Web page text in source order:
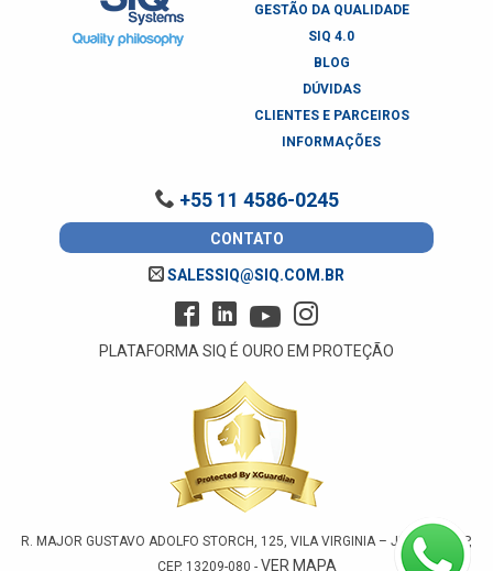
GESTÃO DA QUALIDADE
SIQ 4.0
BLOG
DÚVIDAS
CLIENTES E PARCEIROS
INFORMAÇÕES
+55 11 4586-0245
CONTATO
SALESSIQ@SIQ.COM.BR
PLATAFORMA SIQ É OURO EM PROTEÇÃO
R. MAJOR GUSTAVO ADOLFO STORCH, 125, VILA VIRGINIA – JUNDIAÍ – SP,
CEP. 13209-080 - VER MAPA